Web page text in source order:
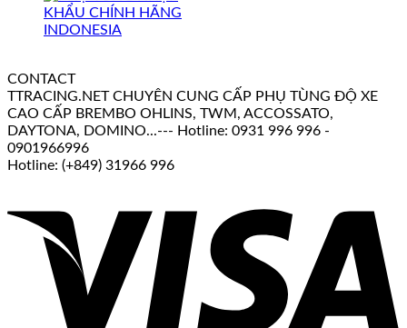
CONTACT
TTRACING.NET CHUYÊN CUNG CẤP PHỤ TÙNG ĐỘ XE
CAO CẤP BREMBO OHLINS, TWM, ACCOSSATO,
DAYTONA, DOMINO...--- Hotline: 0931 996 996 -
0901966996
Hotline: (+849) 31966 996